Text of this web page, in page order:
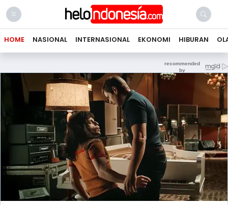
HOME NASIONAL INTERNASIONAL EKONOMI HIBURAN